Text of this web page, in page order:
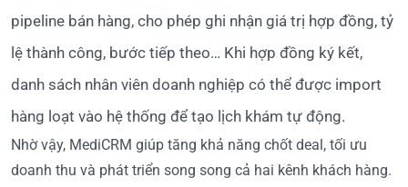
pipeline bán hàng, cho phép ghi nhận giá trị hợp đồng, tỷ
lệ thành công, bước tiếp theo… Khi hợp đồng ký kết,
danh sách nhân viên doanh nghiệp có thể được import
hàng loạt vào hệ thống để tạo lịch khám tự động.
Nhờ vậy, MediCRM giúp tăng khả năng chốt deal, tối ưu
doanh thu và phát triển song song cả hai kênh khách hàng.